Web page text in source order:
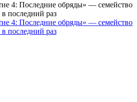
4: Последние обряды» — семейство
последний раз
4: Последние обряды» — семейство
последний раз